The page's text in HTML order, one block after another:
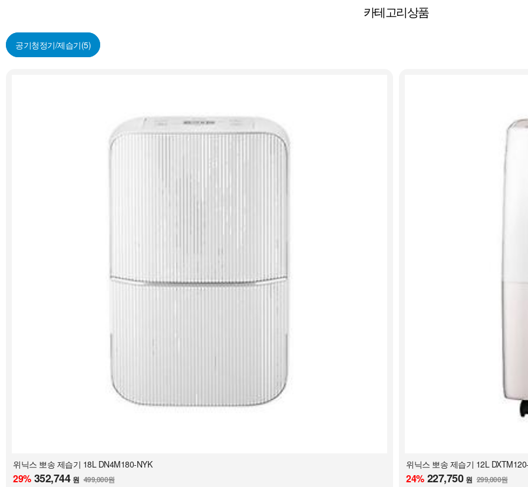
카테고리상품
공기청정기/제습기(5)
위닉스 뽀송 제습기 18L DN4M180-NYK
29% 352,744 원 499,000원
위닉스 뽀송 제습기 12L
24% 227,750 원 299,000원